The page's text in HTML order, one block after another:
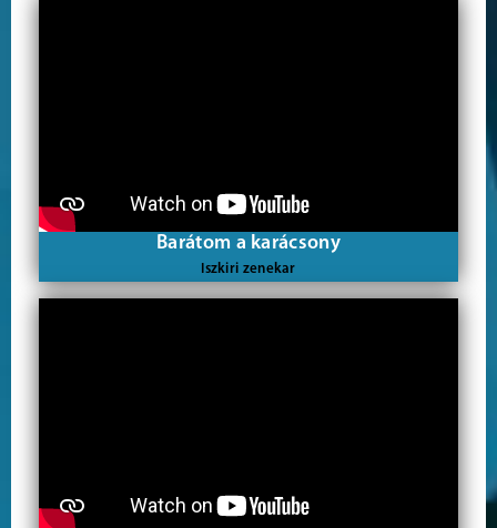
Barátom a karácsony
Iszkiri zenekar